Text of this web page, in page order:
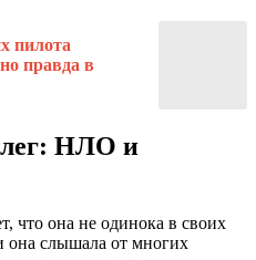
пилота
правда в
НЛО и
что она не одинока в своих
она слышала от многих